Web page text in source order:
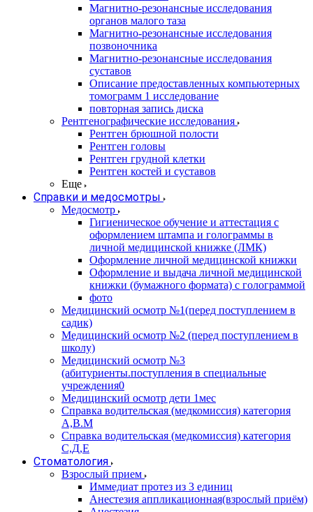
Магнитно-резонансные исследования
органов малого таза
Магнитно-резонансные исследования
позвоночника
Магнитно-резонансные исследования
суставов
Описание предоставленных компьютерных
томограмм 1 исследование
повторная запись диска
Рентгенографические исследования
Рентген брюшной полости
Рентген головы
Рентген грудной клетки
Рентген костей и суставов
Еще
Справки и медосмотры
Медосмотр
Гигиеническое обучение и аттестация с
оформлением штампа и голограммы в
личной медицинской книжке (ЛМК)
Оформление личной медицинской книжки
Оформление и выдача личной медицинской
книжки (бумажного формата) с голограммой
фото
Медицинский осмотр №1(перед поступлением в
садик)
Медицинский осмотр №2 (перед поступлением в
школу)
Медицинский осмотр №3
(абитуриенты.поступления в специальные
учреждения0
Медицинский осмотр дети 1мес
Справка водительская (медкомиссия) категория
А,В.М
Справка водительская (медкомиссия) категория
С,Д,Е
Стоматология
Взрослый прием
Иммедиат протез из 3 единиц
Анестезия аппликационная(взрослый приём)